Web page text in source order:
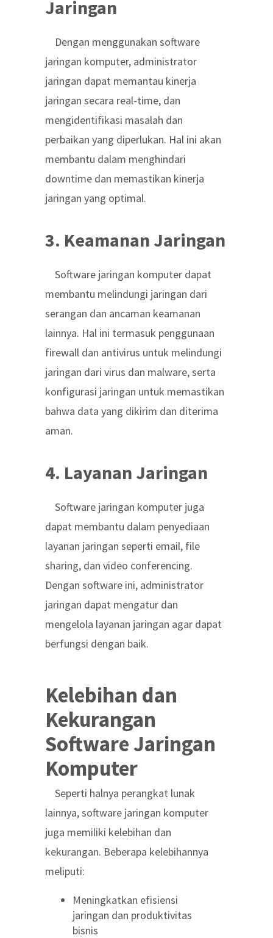
Jaringan
Dengan menggunakan software
jaringan komputer, administrator
jaringan dapat memantau kinerja
jaringan secara real-time, dan
mengidentifikasi masalah dan
perbaikan yang diperlukan. Hal ini akan
membantu dalam menghindari
downtime dan memastikan kinerja
jaringan yang optimal.
3. Keamanan Jaringan
Software jaringan komputer dapat
membantu melindungi jaringan dari
serangan dan ancaman keamanan
lainnya. Hal ini termasuk penggunaan
firewall dan antivirus untuk melindungi
jaringan dari virus dan malware, serta
konfigurasi jaringan untuk memastikan
bahwa data yang dikirim dan diterima
aman.
4. Layanan Jaringan
Software jaringan komputer juga
dapat membantu dalam penyediaan
layanan jaringan seperti email, file
sharing, dan video conferencing.
Dengan software ini, administrator
jaringan dapat mengatur dan
mengelola layanan jaringan agar dapat
berfungsi dengan baik.
Kelebihan dan
Kekurangan
Software Jaringan
Komputer
Seperti halnya perangkat lunak
lainnya, software jaringan komputer
juga memiliki kelebihan dan
kekurangan. Beberapa kelebihannya
meliputi:
Meningkatkan efisiensi
jaringan dan produktivitas
bisnis